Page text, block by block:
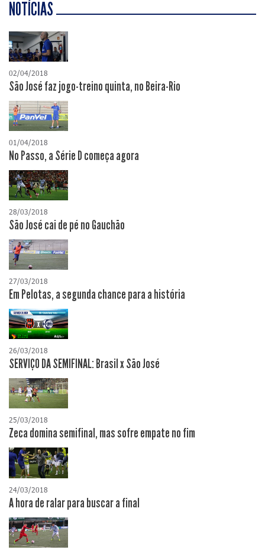
NOTÍCIAS
02/04/2018
São José faz jogo-treino quinta, no Beira-Rio
01/04/2018
No Passo, a Série D começa agora
28/03/2018
São José cai de pé no Gauchão
27/03/2018
Em Pelotas, a segunda chance para a história
26/03/2018
SERVIÇO DA SEMIFINAL: Brasil x São José
25/03/2018
Zeca domina semifinal, mas sofre empate no fim
24/03/2018
A hora de ralar para buscar a final